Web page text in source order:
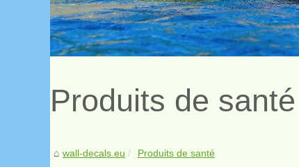
Produits de santé
wall-decals.eu Produits de santé